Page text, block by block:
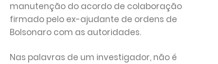
manutenção do acordo de colaboração
firmado pelo ex-ajudante de ordens de
Bolsonaro com as autoridades.
Nas palavras de um investigador, não é